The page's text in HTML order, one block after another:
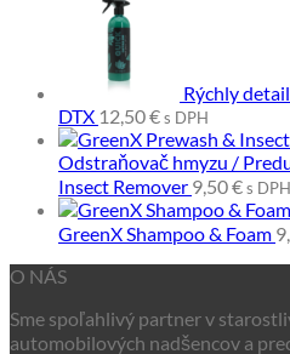
Rýchly
DTX 12,50€s DPH
Odstraňovač hmyzu /
Insect Remover 9,50€s DPH
GreenX Shampoo & Foam
O NÁS
Sme spoľahlivý partner v
automobilových nadšencov a